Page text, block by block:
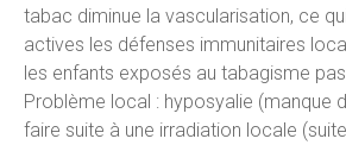
tabac diminue la vascularisation, ce
actives les défenses immunitaires
les enfants exposés au tabagisme
Problème local : hyposyalie (manque
faire suite à une irradiation locale